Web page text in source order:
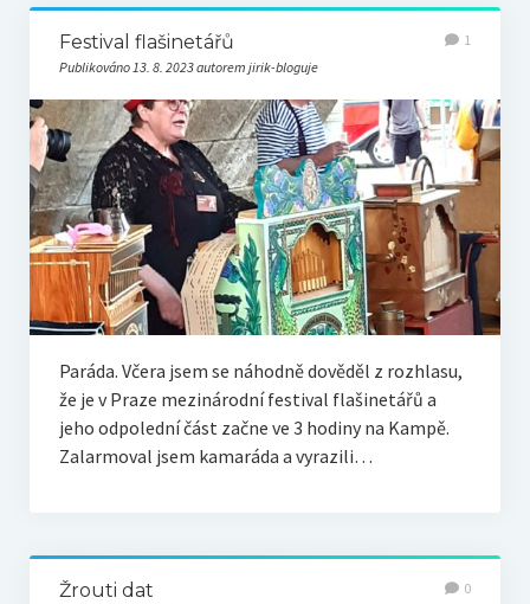
Festival flašinetářů
Publikováno 13. 8. 2023 autorem jirik-bloguje
1
Paráda. Včera jsem se náhodně dověděl z rozhlasu,
že je v Praze mezinárodní festival flašinetářů a
jeho odpolední část začne ve 3 hodiny na Kampě.
Zalarmoval jsem kamaráda a vyrazili…
Žrouti dat 0